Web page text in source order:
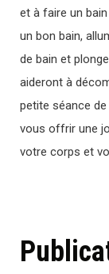
et à faire un
un bon bain,
de bain et
aideront à
petite séance
vous offrir une
votre corps et